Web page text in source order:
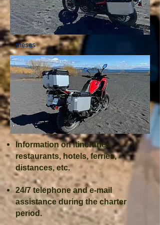
mesas
Information on itineraries,
restaurants, hotels, ferries,
distances, etc.
24/7 telephone and e-mail
assistance during the charter
period.